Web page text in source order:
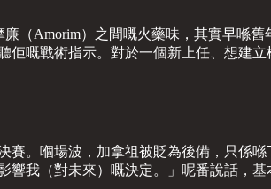
廉（Amorim）之間嘅火藥味，其實早喺
佢嘅戰術指示。對於一個新上任、想建
賽。嗰場波，加拿祖被貶為後備，只係
我（對未來）嘅決定。」呢番說話，基